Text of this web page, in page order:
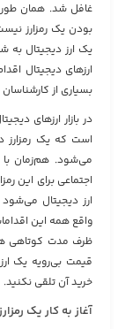
غافل شد. همان
بودن یک رمزارز
یک ارز دیجیتال به
ارزهای دیجیتال
بسیاری از
در بازار ارزهای
است که یک رمزارز
می‌شود. هم‌زمان با
اجتماعی برای این
ارز دیجیتال
واقع همه این
ظرف مدت کوتاهی
قیمت بی‌رویه یک
خرید آن تلقی نکنید.
آغاز به کار یک